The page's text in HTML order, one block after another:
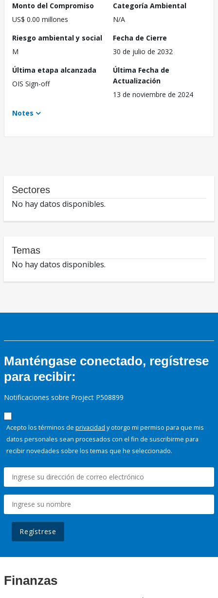
Monto del Compromiso
US$ 0.00 millones
Categoría Ambiental
N/A
Riesgo ambiental y social
M
Fecha de Cierre
30 de julio de 2032
Última etapa alcanzada
OIS Sign-off
Última Fecha de
Actualización
13 de noviembre de 2024
Notes
Sectores
No hay datos disponibles.
Temas
No hay datos disponibles.
Manténgase conectado, regístrese
para recibir:
Notificaciones sobre Project P508899
Acepto los términos de privacidad y otorgo mi permiso para que mis
datos personales sean procesados con el fin de suscribirme para
recibir novedades sobre los temas que he seleccionado.
Regístrese
Finanzas